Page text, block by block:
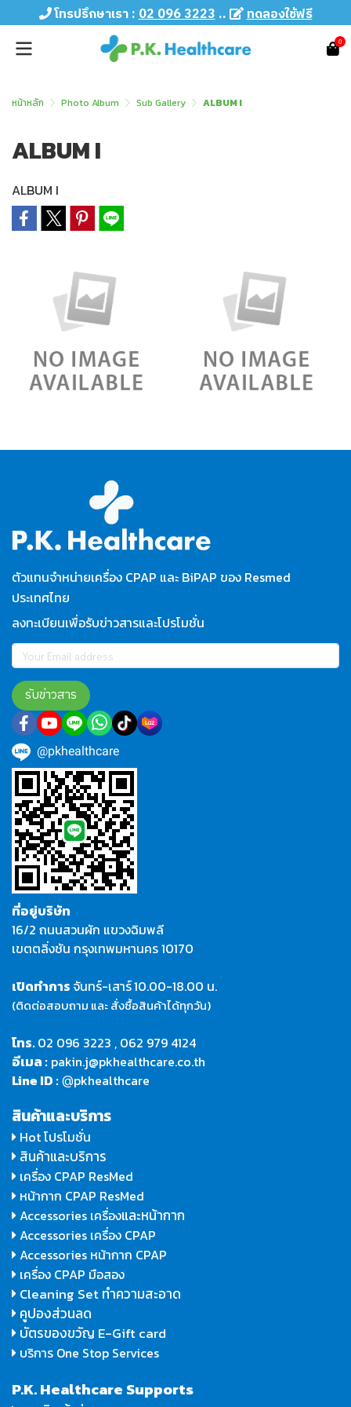
โทรปรึกษาเรา :02 096 3223.. ทดลองใช้ฟรี
0
หน้าหลัก Photo Album Sub Gallery ALBUM I
ALBUM I
ALBUM I
ตัวแทนจำหน่ายเครื่อง CPAP และ BiPAP ของ Resmed
ประเทศไทย
ลงทะเบียนเพื่อรับข่าวสารและโปรโมชั่น
รับข่าวสาร
@pkhealthcare
ที่อยู่บริษัท
16/2 ถนนสวนผัก แขวงฉิมพลี
เขตตลิ่งชัน กรุงเทพมหานคร 10170
เปิดทำการจันทร์-เสาร์10.00-18.00 น.
(ติดต่อสอบถาม และ สั่งซื้อสินค้าได้ทุกวัน)
โทร.02 096 3223 , 062 979 4124
อีเมล : pakin.j@pkhealthcare.co.th
Line ID : @pkhealthcare
สินค้าและบริการ
Hot โปรโมชั่น
สินค้าและบริการ
เครื่อง CPAP ResMed
หน้ากาก CPAP ResMed
Accessories เครื่องและหน้ากาก
Accessories เครื่อง CPAP
Accessories หน้ากาก CPAP
เครื่อง CPAP มือสอง
Cleaning Set ทำความสะอาด
คูปองส่วนลด
บัตรของขวัญ E-Gift card
บริการ One Stop Services
P.K. Healthcare Supports